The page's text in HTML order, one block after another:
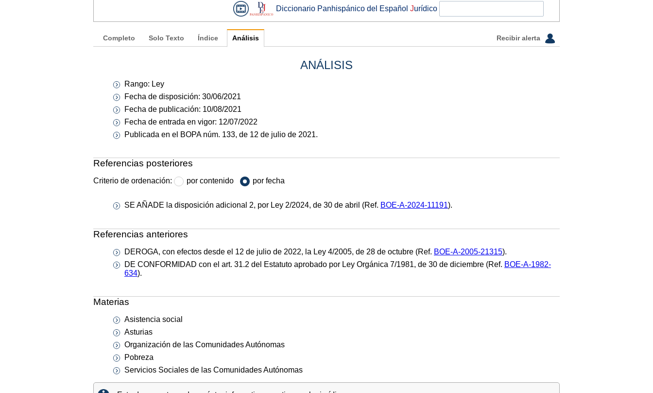
Diccionario Panhispánico del Español Jurídico
Completo Solo Texto Índice Análisis Recibir alerta
ANÁLISIS
Rango: Ley
Fecha de disposición: 30/06/2021
Fecha de publicación: 10/08/2021
Fecha de entrada en vigor: 12/07/2022
Publicada en el BOPA núm. 133, de 12 de julio de 2021.
Referencias posteriores
Criterio de ordenación: por contenido por fecha
SE AÑADE la disposición adicional 2, por Ley 2/2024, de 30 de abril (Ref. BOE-A-2024-11191).
Referencias anteriores
DEROGA, con efectos desde el 12 de julio de 2022, la Ley 4/2005, de 28 de octubre (Ref. BOE-A-2005-21315).
DE CONFORMIDAD con el art. 31.2 del Estatuto aprobado por Ley Orgánica 7/1981, de 30 de diciembre (Ref. BOE-A-1982-
634).
Materias
Asistencia social
Asturias
Organización de las Comunidades Autónomas
Pobreza
Servicios Sociales de las Comunidades Autónomas